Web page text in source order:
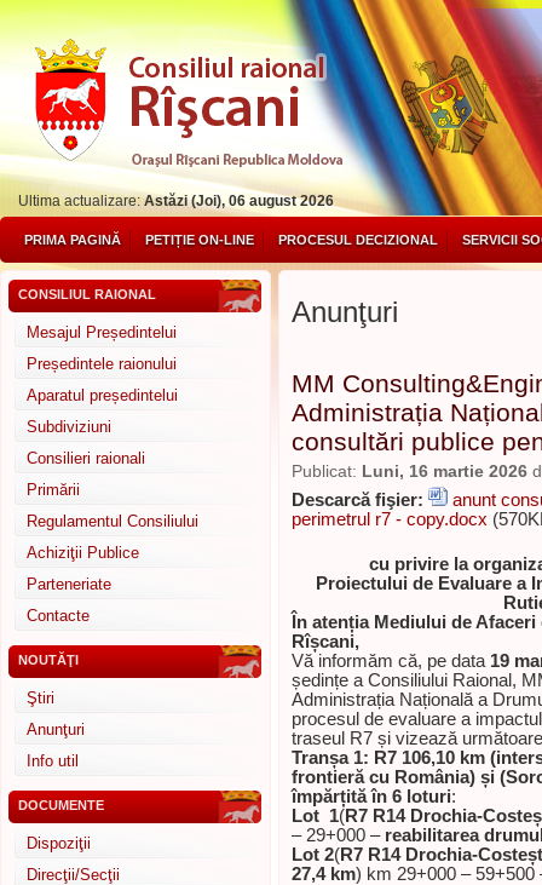
Ultima actualizare:Astăzi (Joi), 06 august 2026
PRIMA PAGINĂ PETIȚIE ON-LINE PROCESUL DECIZIONAL SERVICII
CONSILIUL RAIONAL
Mesajul Președintelui
Președintele raionului
Aparatul președintelui
Subdiviziuni
Consilieri raionali
Primării
Regulamentul Consiliului
Achiziţii Publice
Parteneriate
Contacte
NOUTĂŢI
Ştiri
Anunţuri
Info util
DOCUMENTE
Dispoziţii
Direcţii/Secţii
Anunţuri
MM
Administrația
consultări publice
Publicat: Luni, 16 martie 2026
Descarcă fişier:
anunt
perimetrul r7 - copy.docx
cu privire la
Proiectului de Evaluare a
În atenția Mediului de
Rîșcani,
Vă informăm că, pe data 19
ședințe a Consiliului Raional,
Administrația Națională a
procesul de evaluare a
traseul R7 și vizează
Tranșa 1: R7 106,10 km
frontieră cu România) și
împărțită în 6 loturi:
Lot 1(R7 R14 Drochia-
– 29+000 – reabilitarea
Lot 2(R7 R14 Drochia-
27,4 km) km 29+000 – 59+500